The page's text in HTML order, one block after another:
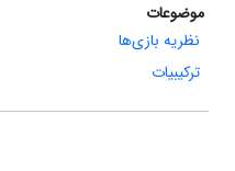
موضوعات
نظریه بازی‌ها
ترکیبیات